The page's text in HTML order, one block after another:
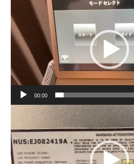
レ
ー
ヤ
ー
00:00
動
レ
ー
ヤ
ー